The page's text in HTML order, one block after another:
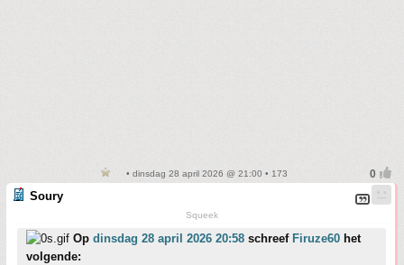
• dinsdag 28 april 2026 @ 21:00 • 173
Soury
Squeek
Op dinsdag 28 april 2026 20:58 schreef Firuze60 het
volgende: